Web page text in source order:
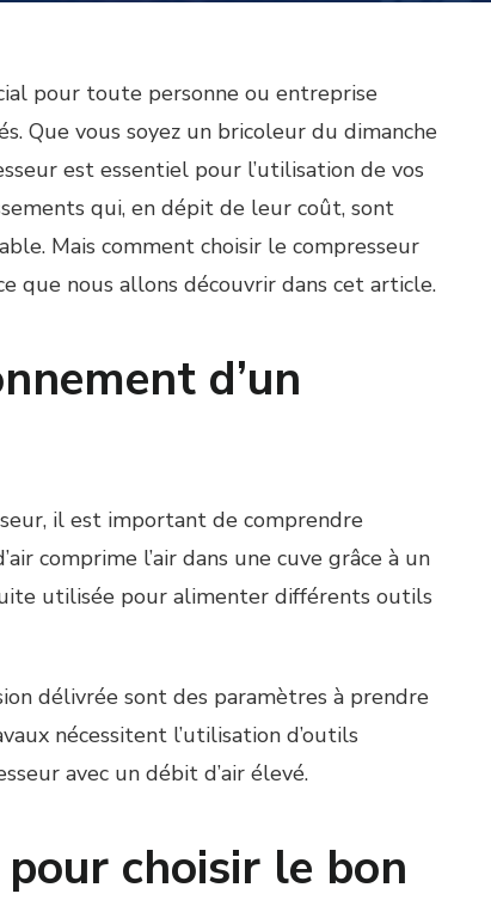
pour toute personne ou entreprise
Que vous soyez un bricoleur du dimanche
est essentiel pour l’utilisation de vos
qui, en dépit de leur coût, sont
Mais comment choisir le compresseur
que nous allons découvrir dans cet article.
d’un
il est important de comprendre
comprime l’air dans une cuve grâce à un
utilisée pour alimenter différents outils
délivrée sont des paramètres à prendre
nécessitent l’utilisation d’outils
avec un débit d’air élevé.
choisir le bon